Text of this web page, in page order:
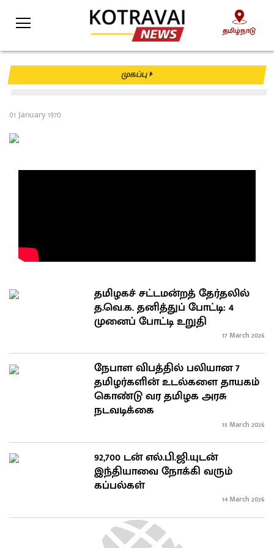
தமிழ்நாடு
முகப்பு
01 January 1970
தமிழகச் சட்டமன்றத் தேர்தலில்
த.வெ.க. தனித்துப் போட்டி: 4
முனைப் போட்டி உறுதி
17 March 2026
நேபாள விபத்தில் பலியான 7
தமிழர்களின் உடல்களை தாயகம்
கொண்டு வர தமிழக அரசு
நடவடிக்கை
15 March 2026
92,700 டன் எல்.பி.ஜி.யுடன்
இந்தியாவை நோக்கி வரும்
கப்பல்கள்
14 March 2026